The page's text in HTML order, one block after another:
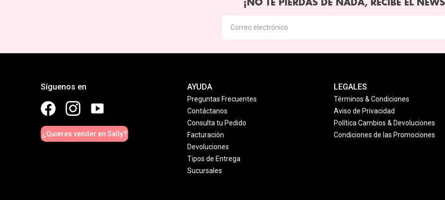
¡NO TE PIERDAS DE NADA, RECIBE EL
Síguenos en
¿Quieres vender en Sally?
AYUDA
Preguntas Frecuentes
Contáctanos
Consulta tu Pedido
Facturación
Devoluciones
Tipos de Entrega
Sucursales
LEGALES
Términos & Condiciones
Aviso de Privacidad
Política Cambios & Devoluciones
Condiciones de las Promociones